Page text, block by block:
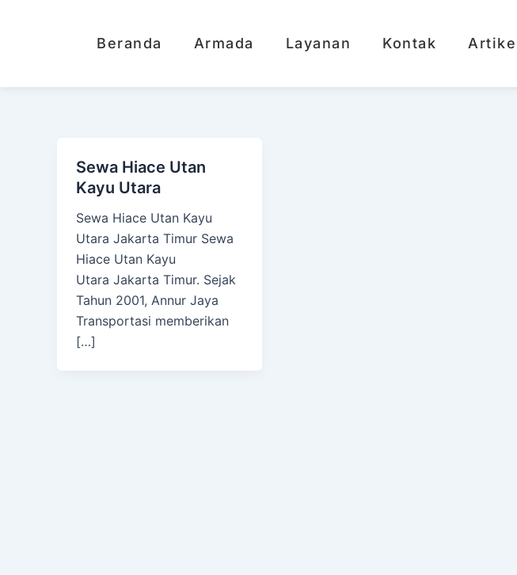
Beranda Armada Layanan Kontak
Sewa Hiace Utan
Kayu Utara
Sewa Hiace Utan Kayu
Utara Jakarta Timur Sewa
Hiace Utan Kayu
Utara Jakarta Timur. Sejak
Tahun 2001, Annur Jaya
Transportasi memberikan
[…]